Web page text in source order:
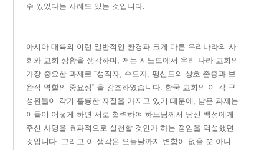
수 있었다는 사례도 있는 것입니다.
아시아 대륙의 이런 일반적인 환경과 크게 다른 우리나라의 사
회와 교회 상황을 생각하며, 저는 시노드에서 우리 나라 교회의
가장 중요한 과제로 “성직자, 수도자, 평신도의 상호 존중과 보
완적 역할의 중요성” 을 강조하였습니다. 한국 교회의 이 각 구
성원들이 각기 훌륭한 자질을 가지고 있기 때문에, 남은 과제는
이들이 어떻게 하면 서로 협력하여 하느님께서 당신 백성에게
주신 사명을 효과적으로 실천할 것인가 하는 점임을 역설했던
것입니다. 그리고 이 생각은 오늘날까지 변함이 없을 뿐 아니